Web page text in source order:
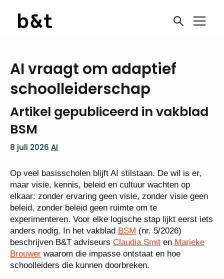
AI vraagt om adaptief
schoolleiderschap
Artikel gepubliceerd in vakblad
BSM
8 juli 2026 AI
Op veel basisscholen blijft AI stilstaan. De wil is er,
maar visie, kennis, beleid en cultuur wachten op
elkaar: zonder ervaring geen visie, zonder visie geen
beleid, zonder beleid geen ruimte om te
experimenteren. Voor elke logische stap lijkt eerst iets
anders nodig. In het vakblad BSM (nr. 5/2026)
beschrijven B&T adviseurs Claudia Smit en Marieke
Brouwer waarom die impasse ontstaat en hoe
schoolleiders die kunnen doorbreken.